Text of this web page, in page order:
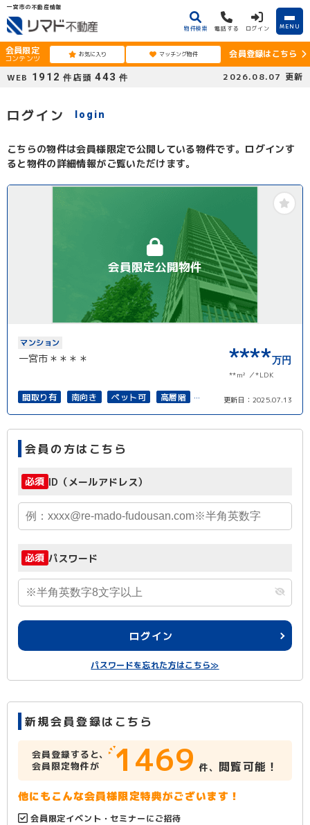
一宮市の不動産情報
物件検索 電話する ログイン MENU
会員限定
コンテンツ お気に入り マッチング物件
会員登録はこちら
WEB 1912 件 店頭 443 件 2026.08.07 更新
ログイン login
こちらの物件は会員様限定で公開している物件です。ログインす
ると物件の詳細情報がご覧いただけます。
会員限定公開物件
マンション
一宮市＊＊＊＊ ****万円
**m² *LDK
間取り有 南向き ペット可
高層階
更新日： 2025.07.13
会員の方はこちら
必須 ID（メールアドレス）
必須 パスワード
ログイン
パスワードを忘れた方はこちら≫
新規会員登録はこちら
会員登録すると、
会員限定物件が
1469 件、 閲覧可能！
他にもこんな会員様限定特典がございます！
会員限定イベント・セミナーにご招待